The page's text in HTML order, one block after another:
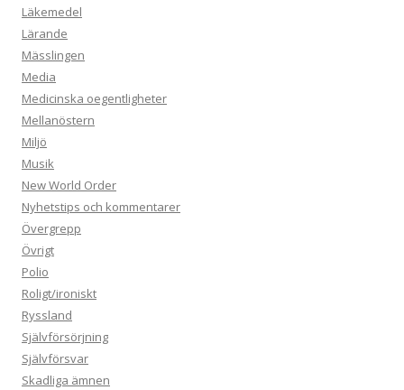
Läkemedel
Lärande
Mässlingen
Media
Medicinska oegentligheter
Mellanöstern
Miljö
Musik
New World Order
Nyhetstips och kommentarer
Övergrepp
Övrigt
Polio
Roligt/ironiskt
Ryssland
Självförsörjning
Självförsvar
Skadliga ämnen